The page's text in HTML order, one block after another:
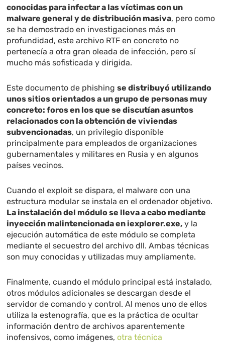
conocidas para infectar a las víctimas con un
malware general y de distribución masiva, pero como
se ha demostrado en investigaciones más en
profundidad, este archivo RTF en concreto no
pertenecía a otra gran oleada de infección, pero sí
mucho más sofisticada y dirigida.
Este documento de phishingse distribuyó utilizando
unos sitios orientados a un grupo de personas muy
concreto: foros en los que se discutían asuntos
relacionados con la obtención de viviendas
subvencionadas, un privilegio disponible
principalmente para empleados de organizaciones
gubernamentales y militares en Rusia y en algunos
países vecinos.
Cuando el exploit se dispara, el malware con una
estructura modular se instala en el ordenador objetivo.
La instalación del módulo se lleva a cabo mediante
inyección malintencionada en iexplorer.exe, y la
ejecución automática de este módulo se completa
mediante el secuestro del archivo dll. Ambas técnicas
son muy conocidas y utilizadas muy ampliamente.
Finalmente, cuando el módulo principal está instalado,
otros módulos adicionales se descargan desde el
servidor de comando y control. Al menos uno de ellos
utiliza la estenografía, que es la práctica de ocultar
información dentro de archivos aparentemente
inofensivos, como imágenes,otra técnica